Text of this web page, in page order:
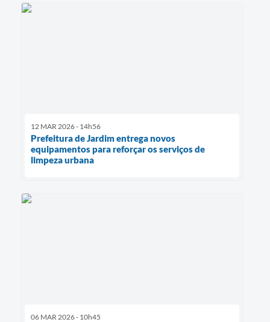
12 MAR 2026 - 14h56
Prefeitura de Jardim entrega novos
equipamentos para reforçar os serviços de
limpeza urbana
06 MAR 2026 - 10h45